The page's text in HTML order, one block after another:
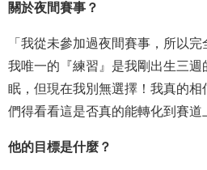
關於夜間賽事？
「我從未參加過夜間賽事，所以完
我唯一的『練習』是我剛出生三
眠，但現在我別無選擇！我真的
們得看看這是否真的能轉化到賽道
他的目標是什麼？